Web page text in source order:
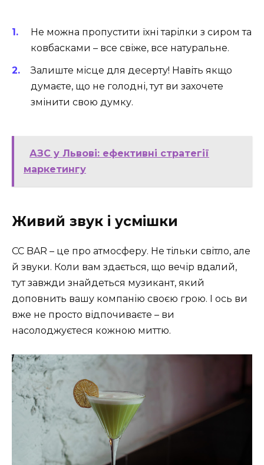
Не можна пропустити їхні тарілки з сиром та
ковбасками – все свіже, все натуральне.
Залиште місце для десерту! Навіть якщо
думаєте, що не голодні, тут ви захочете
змінити свою думку.
АЗС у Львові: ефективні стратегії
маркетингу
Живий звук і усмішки
CC BAR – це про атмосферу. Не тільки світло, але
й звуки. Коли вам здається, що вечір вдалий,
тут завжди знайдеться музикант, який
доповнить вашу компанію своєю грою. І ось ви
вже не просто відпочиваєте – ви
насолоджуєтеся кожною миттю.